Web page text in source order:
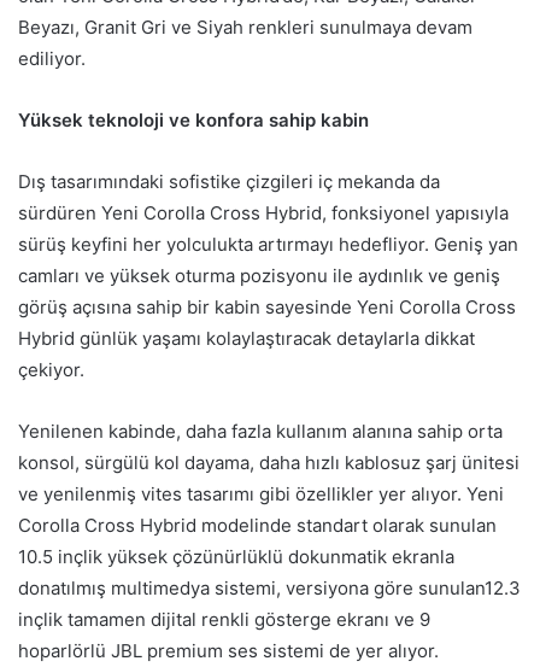
Beyazı, Granit Gri ve Siyah renkleri sunulmaya devam
ediliyor.
Yüksek teknoloji ve konfora sahip kabin
Dış tasarımındaki sofistike çizgileri iç mekanda da
sürdüren Yeni Corolla Cross Hybrid, fonksiyonel yapısıyla
sürüş keyfini her yolculukta artırmayı hedefliyor. Geniş yan
camları ve yüksek oturma pozisyonu ile aydınlık ve geniş
görüş açısına sahip bir kabin sayesinde Yeni Corolla Cross
Hybrid günlük yaşamı kolaylaştıracak detaylarla dikkat
çekiyor.
Yenilenen kabinde, daha fazla kullanım alanına sahip orta
konsol, sürgülü kol dayama, daha hızlı kablosuz şarj ünitesi
ve yenilenmiş vites tasarımı gibi özellikler yer alıyor. Yeni
Corolla Cross Hybrid modelinde standart olarak sunulan
10.5 inçlik yüksek çözünürlüklü dokunmatik ekranla
donatılmış multimedya sistemi, versiyona göre sunulan12.3
inçlik tamamen dijital renkli gösterge ekranı ve 9
hoparlörlü JBL premium ses sistemi de yer alıyor.